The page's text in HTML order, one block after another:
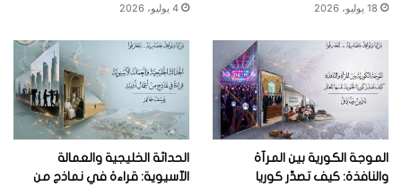
18 يوليو، 2026 4 يوليو، 2026
الموجة الكورية بين المرآة
والنافذة: كيف تصدِّر كوريا
الحداثة الخليجية والعمالة
الآسيوية: قراءة في نماذج من